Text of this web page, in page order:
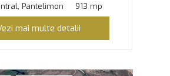
Pantelimon
913 mp
mai multe detalii